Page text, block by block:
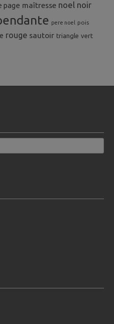
page maîtresse noel noir
pere noel pois
rouge sautoir triangle vert